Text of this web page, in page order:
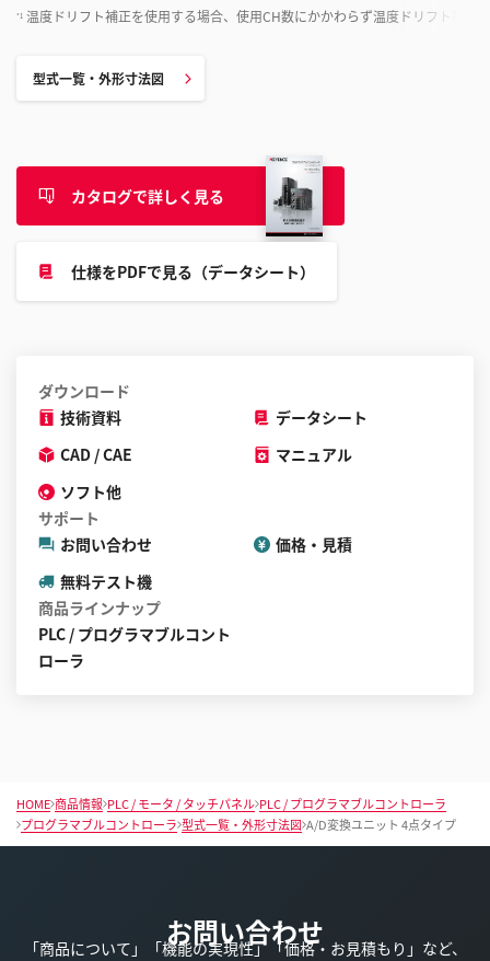
*1 温度ドリフト補正を使用する場合、使用CH数にかかわらず温度ドリフト補正
型式一覧・外形寸法図
カタログで詳しく見る
仕様をPDFで見る（データシート）
ダウンロード
技術資料
データシート
CAD / CAE
マニュアル
ソフト他
サポート
お問い合わせ
価格・見積
無料テスト機
商品ラインナップ
PLC / プログラマブルコント
ローラ
HOME 商品情報 PLC / モータ / タッチパネル PLC / プログラマブルコントローラ
プログラマブルコントローラ 型式一覧・外形寸法図 A/D変換ユニット 4点タイプ
お問い合わせ
「商品について」「機能の実現性」「価格・お見積もり」など、